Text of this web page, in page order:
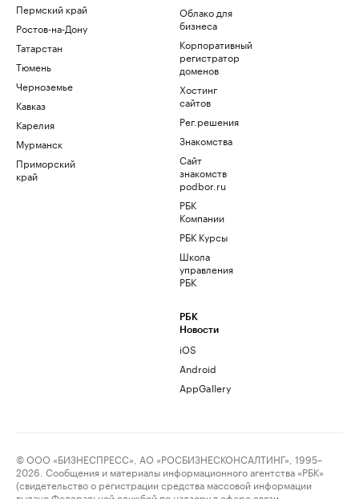
Пермский край
Ростов-на-Дону
Татарстан
Тюмень
Черноземье
Кавказ
Карелия
Мурманск
Приморский
край
Облако для
бизнеса
Корпоративный
регистратор
доменов
Хостинг
сайтов
Рег.решения
Знакомства
Сайт
знакомств
podbor.ru
РБК
Компании
РБК Курсы
Школа
управления
РБК
РБК
Новости
iOS
Android
AppGallery
© ООО «БИЗНЕСПРЕСС», АО «РОСБИЗНЕСКОНСАЛТИНГ», 1995–
2026. Сообщения и материалы информационного агентства «РБК»
(свидетельство о регистрации средства массовой информации